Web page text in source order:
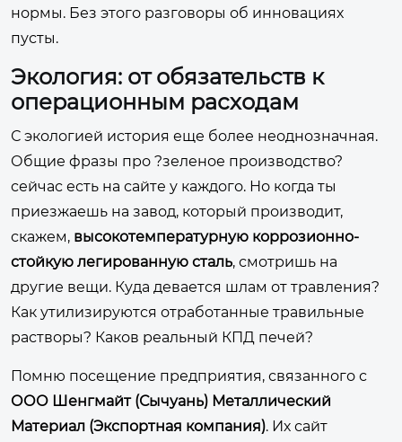
нормы. Без этого разговоры об инновациях
пусты.
Экология: от обязательств к
операционным расходам
С экологией история еще более неоднозначная.
Общие фразы про ?зеленое производство?
сейчас есть на сайте у каждого. Но когда ты
приезжаешь на завод, который производит,
скажем, высокотемпературную коррозионно-
стойкую легированную сталь, смотришь на
другие вещи. Куда девается шлам от травления?
Как утилизируются отработанные травильные
растворы? Каков реальный КПД печей?
Помню посещение предприятия, связанного с
ООО Шенгмайт (Сычуань) Металлический
Материал (Экспортная компания). Их сайт